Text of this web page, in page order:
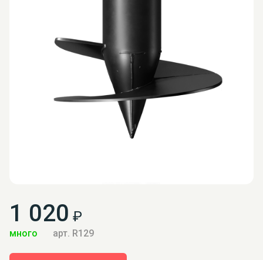
1 020 ₽
много арт. R129